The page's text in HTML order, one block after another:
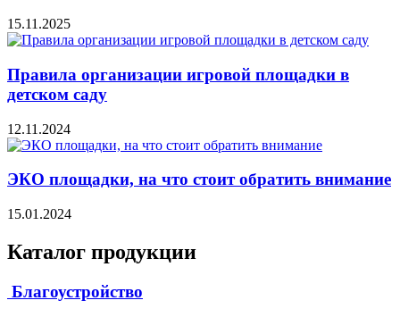
15.11.2025
Правила организации игровой площадки в
детском саду
12.11.2024
ЭКО площадки, на что стоит обратить внимание
15.01.2024
Каталог продукции
Благоустройство